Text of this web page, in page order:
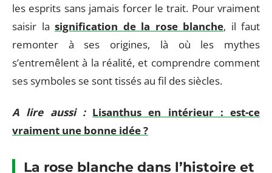
les esprits sans jamais forcer le trait. Pour vraiment
saisir la signification de la rose blanche, il faut
remonter à ses origines, là où les mythes
s’entremêlent à la réalité, et comprendre comment
ses symboles se sont tissés au fil des siècles.
A lire aussi : Lisanthus en intérieur : est-ce
vraiment une bonne idée ?
La rose blanche dans l’histoire et